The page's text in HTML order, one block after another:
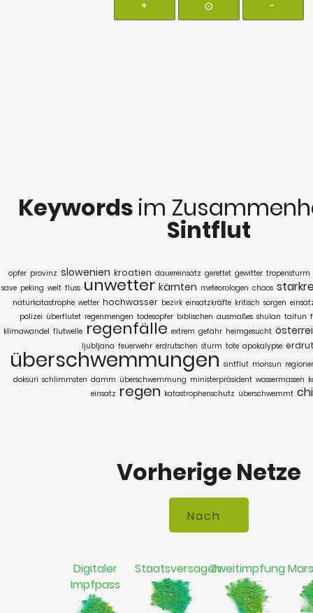
+ ⊙ -
Keywords im
Sintflut
opfer provinz slowenien kroatien dauereinsatz gerettet gewitter tropensturm
save peking welt fluss unwetter kärnten meteorologen chaos
naturkatastrophe wetter hochwasser bezirk einsatzkräfte kritisch sorgen
polizei überflutet regenmengen todesopfer biblischen ausmaßes shulan taifun
klimawandel flutwelle regenfälle extrem gefahr heimgesucht
ljubljana feuerwehr erdrutschen sturm tote apokalypse
überschwemmungen sintflut monsun
doksuri schlimmsten damm überschwemmung ministerpräsident wassermassen
einsatz regen katastrophenschutz überschwemmt
Vorherige Netze
Digitaler
Impfpass
StaatsversagenZweitimpfung